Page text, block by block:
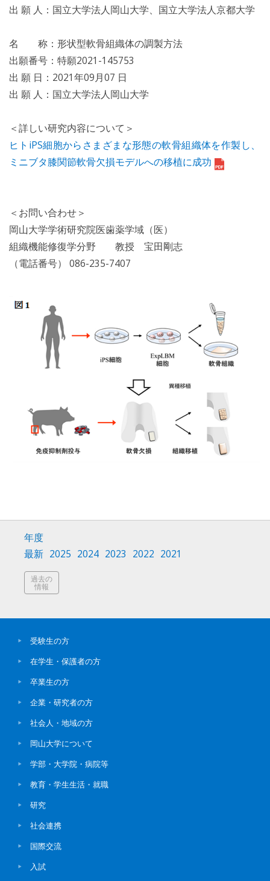
出 願 人：国立大学法人岡山大学、国立大学法人京都大学
名 称：形状型軟骨組織体の調製方法
出願番号：特願2021-145753
出 願 日：2021年09月07 日
出 願 人：国立大学法人岡山大学
＜詳しい研究内容について＞
ヒトiPS細胞からさまざまな形態の軟骨組織体を作製し、
ミニブタ膝関節軟骨欠損モデルへの移植に成功
＜お問い合わせ＞
岡山大学学術研究院医歯薬学域（医）
組織機能修復学分野 教授 宝田剛志
（電話番号） 086-235-7407
年度
最新 2025 2024 2023 2022 2021
過去の
情報
受験生の方
在学生・保護者の方
卒業生の方
企業・研究者の方
社会人・地域の方
岡山大学について
学部・大学院・病院等
教育・学生生活・就職
研究
社会連携
国際交流
入試